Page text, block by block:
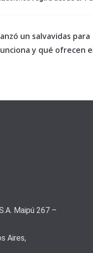
un salvavidas para
y qué ofrecen
Maipú 267 –
Aires,